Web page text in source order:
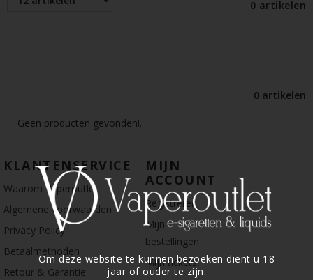
Om deze website te kunnen bezoeken dient u 18
jaar of ouder te zijn.
0 artikelen
0 artikelen
Geen producten gevonden!...
KLANTENSERVICE
Waarom Vaperoutlet
Algemene voorwaarden
Privacy Policy
Betaalmethoden
Retour & Garantie
MIJN
ACCOUNT
Registreren
Mijn
bestellingen
Mijn tickets